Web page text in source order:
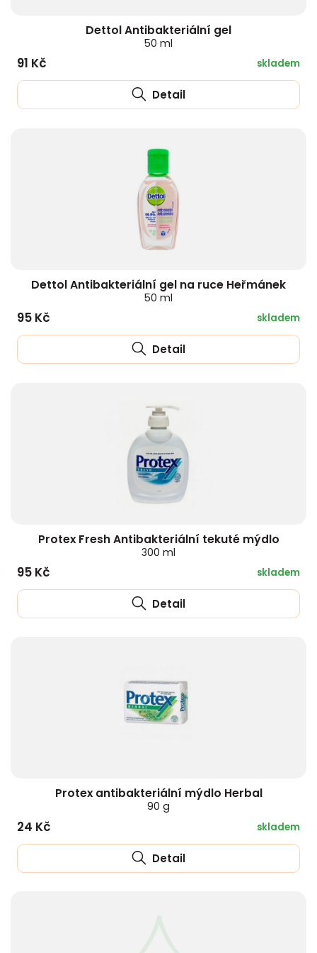
Dettol Antibakteriální gel
50 ml
91 Kč skladem
Detail
Dettol Antibakteriální gel na ruce Heřmánek
50 ml
95 Kč skladem
Detail
Protex Fresh Antibakteriální tekuté mýdlo
300 ml
95 Kč skladem
Detail
Protex antibakteriální mýdlo Herbal
90 g
24 Kč skladem
Detail